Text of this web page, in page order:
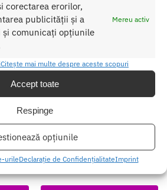
corectarea erorilor,
publicității și a
comunicați opțiunile
Mereu activ
Citește mai multe despre aceste scopuri
Accept toate
Respinge
opțiunile
urileDeclarație de ConfidențialitateImprint
Lamaie
Crema Iluminatoare Sexy Glow
99.00lei